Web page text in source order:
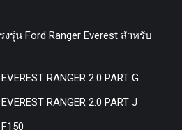
รุ่น Ford Ranger Everest สำหรับ
RANGER 2.0 PART G
RANGER 2.0 PART J